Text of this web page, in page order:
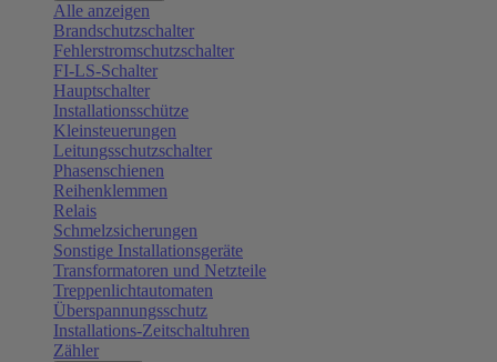
Alle anzeigen
Brandschutzschalter
Fehlerstromschutzschalter
FI-LS-Schalter
Hauptschalter
Installationsschütze
Kleinsteuerungen
Leitungsschutzschalter
Phasenschienen
Reihenklemmen
Relais
Schmelzsicherungen
Sonstige Installationsgeräte
Transformatoren und Netzteile
Treppenlichtautomaten
Überspannungsschutz
Installations-Zeitschaltuhren
Zähler